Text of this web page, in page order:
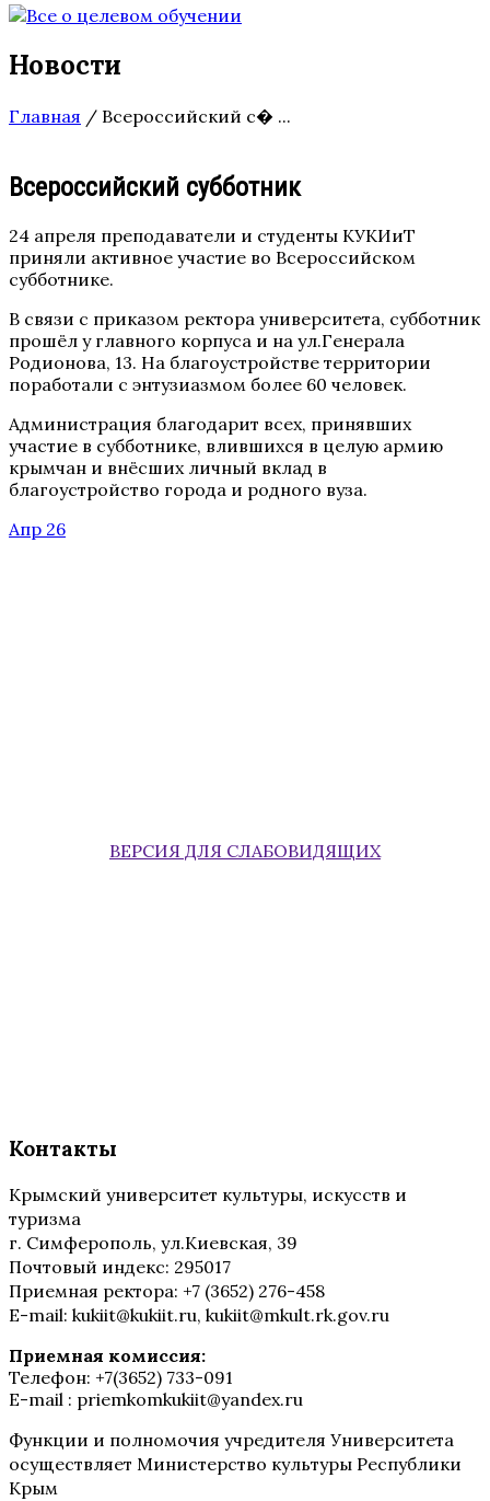
Новости
Главная / Всероссийский с� ...
Всероссийский субботник
24 апреля преподаватели и студенты КУКИиТ
приняли активное участие во Всероссийском
субботнике.
В связи с приказом ректора университета, субботник
прошёл у главного корпуса и на ул.Генерала
Родионова, 13. На благоустройстве территории
поработали с энтузиазмом более 60 человек.
Администрация благодарит всех, принявших
участие в субботнике, влившихся в целую армию
крымчан и внёсших личный вклад в
благоустройство города и родного вуза.
Апр 26
ВЕРСИЯ ДЛЯ СЛАБОВИДЯЩИХ
Контакты
Крымский университет культуры, искусств и
туризма
г. Симферополь, ул.Киевская, 39
Почтовый индекс: 295017
Приемная ректора: +7 (3652) 276-458
E-mail: kukiit@kukiit.ru, kukiit@mkult.rk.gov.ru
Приемная комиссия:
Телефон: +7(3652) 733-091
E-mail : priemkomkukiit@yandex.ru
Функции и полномочия учредителя Университета
осуществляет Министерство культуры Республики
Крым